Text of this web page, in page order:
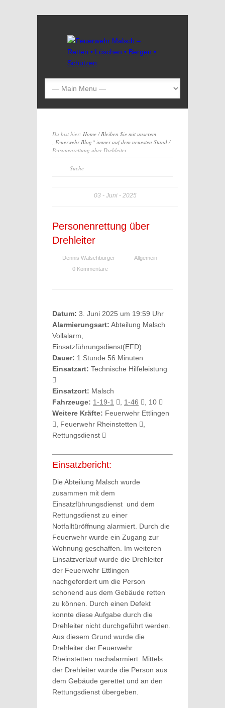
Du bist hier: Home/Bleiben Sie mit unserem
„Feuerwehr Blog“ immer auf dem neuesten Stand/
Personenrettung über Drehleiter
03 Juni 2025
Personenrettung über
Drehleiter
Dennis Walschburger
Allgemein
0 Kommentare
Datum: 3. Juni 2025 um 19:59 Uhr
Alarmierungsart: Abteilung Malsch
Vollalarm,
Einsatzführungsdienst(EFD)
Dauer: 1 Stunde 56 Minuten
Einsatzart: Technische Hilfeleistung
Einsatzort: Malsch
Fahrzeuge: 1-19-1 1-46
, 10
Weitere Kräfte: Feuerwehr Ettlingen
, Feuerwehr Rheinstetten
Rettungsdienst
Einsatzbericht:
Die Abteilung Malsch wurde
zusammen mit dem
Einsatzführungsdienst und dem
Rettungsdienst zu einer
Notfalltüröffnung alarmiert. Durch die
Feuerwehr wurde ein Zugang zur
Wohnung geschaffen. Im weiteren
Einsatzverlauf wurde die Drehleiter
der Feuerwehr Ettlingen
nachgefordert um die Person
schonend aus dem Gebäude retten
zu können. Durch einen Defekt
konnte diese Aufgabe durch die
Drehleiter nicht durchgeführt werden.
Aus diesem Grund wurde die
Drehleiter der Feuerwehr
Rheinstetten nachalarmiert. Mittels
der Drehleiter wurde die Person aus
dem Gebäude gerettet und an den
Rettungsdienst übergeben.